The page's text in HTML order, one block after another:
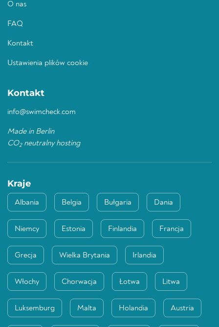
O nas
FAQ
Kontakt
Ustawienia plików cookie
Kontakt
info@swimcheck.com
Made in Berlin
CO2neutralny hosting
Kraje
Albania Belgia Bułgaria Dania
Niemcy Estonia Finlandia Francja
Grecja Wielka Brytania Irlandia
Włochy Chorwacja Łotwa Litwa
Luksemburg Malta Holandia Austria